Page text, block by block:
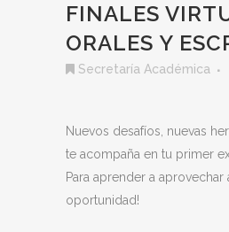
FINALES
ORALES Y
Secretaría Académica
Nuevos desafíos, nuevas
te acompaña en tu primer
Para aprender a aprovechar
oportunidad!